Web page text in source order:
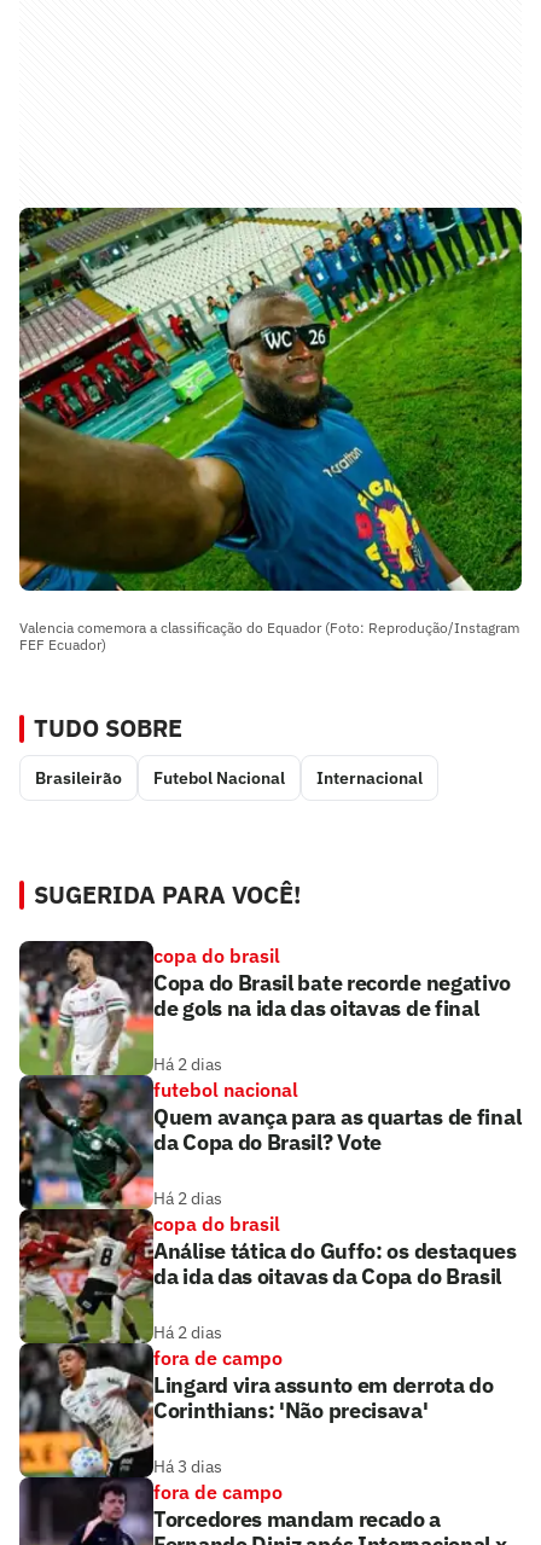
Valencia comemora a classificação do Equador (Foto: Reprodução/Instagram
FEF Ecuador)
TUDO SOBRE
Brasileirão Futebol Nacional Internacional
SUGERIDA PARA VOCÊ!
copa do brasil
Copa do Brasil bate recorde negativo
de gols na ida das oitavas de final
Há 2 dias
futebol nacional
Quem avança para as quartas de final
da Copa do Brasil? Vote
Há 2 dias
copa do brasil
Análise tática do Guffo: os destaques
da ida das oitavas da Copa do Brasil
Há 2 dias
fora de campo
Lingard vira assunto em derrota do
Corinthians: 'Não precisava'
Há 3 dias
fora de campo
Torcedores mandam recado a